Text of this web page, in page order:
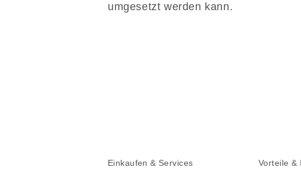
umgesetzt werden kann.
Einkaufen & Services Vorteile &